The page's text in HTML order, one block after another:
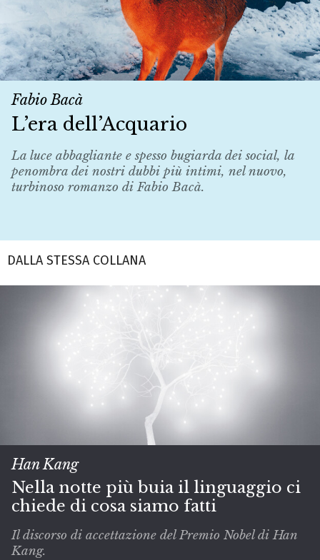
Fabio Bacà
L’era dell’Acquario
La luce abbagliante e spesso bugiarda dei social, la
penombra dei nostri dubbi più intimi, nel nuovo,
turbinoso romanzo di Fabio Bacà.
DALLA STESSA COLLANA
Han Kang
Nella notte più buia il linguaggio ci
chiede di cosa siamo fatti
Il discorso di accettazione del Premio Nobel di Han
Kang.